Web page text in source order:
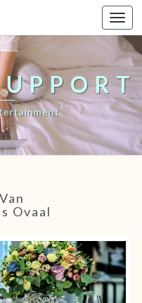
Ovaal